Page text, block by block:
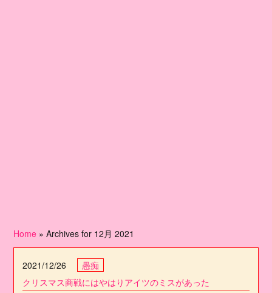
Home »Archives for 12月 2021
2021/12/26
愚痴
クリスマス商戦にはやはりアイツのミスがあった